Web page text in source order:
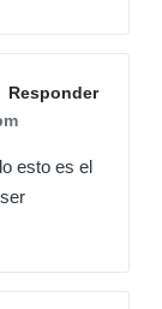
Responder
esto es el